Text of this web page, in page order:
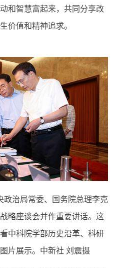
和智慧富起来，共同分享改
价值和精神追求。
治局常委、国务院总理李克
略座谈会并作重要讲话。这
中科院学部历史沿革、科研
片展示。中新社 刘震摄